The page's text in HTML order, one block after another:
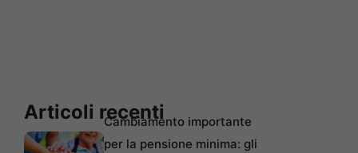
Articoli recentiCambiamento importante
per la pensione minima: gli